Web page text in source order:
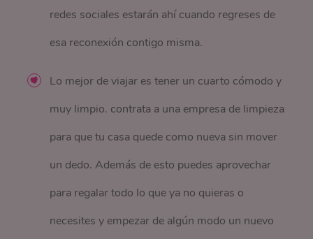
redes sociales estarán ahí cuando regreses de
esa reconexión contigo misma.
Lo mejor de viajar es tener un cuarto cómodo y
muy limpio. contrata a una empresa de limpieza
para que tu casa quede como nueva sin mover
un dedo. Además de esto puedes aprovechar
para regalar todo lo que ya no quieras o
necesites y empezar de algún modo un nuevo